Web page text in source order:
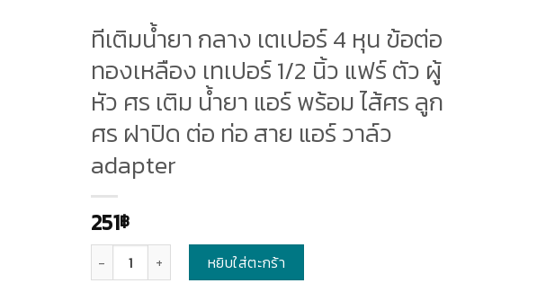
ทีเติมน้ำยา กลาง เตเปอร์ 4 หุน ข้อต่อ
ทองเหลือง เทเปอร์ 1/2 นิ้ว แฟร์ ตัว ผู้
หัว ศร เติม น้ำยา แอร์ พร้อม ไส้ศร ลูก
ศร ฝาปิด ต่อ ท่อ สาย แอร์ วาล์ว
adapter
251฿
หยิบใส่ตะกร้า